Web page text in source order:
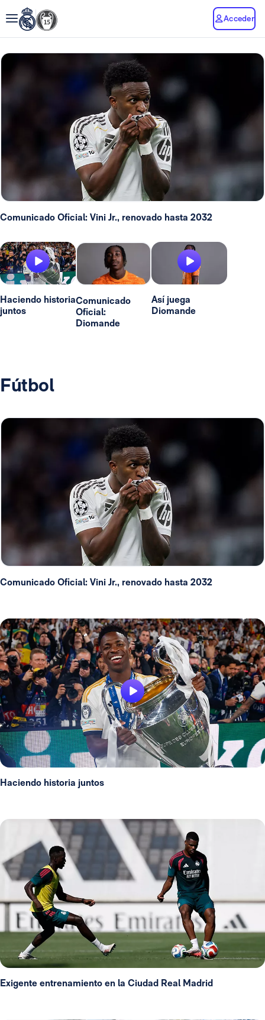
Acceder
Comunicado Oficial: Vini Jr., renovado hasta 2032
Haciendo historia
juntos
Comunicado
Oficial:
Diomande
Así juega
Diomande
Fútbol
Comunicado Oficial: Vini Jr., renovado hasta 2032
Haciendo historia juntos
Exigente entrenamiento en la Ciudad Real Madrid